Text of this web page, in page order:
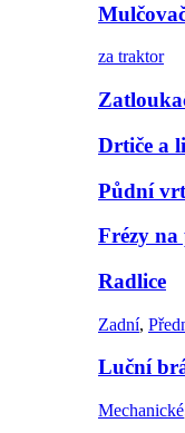
za traktor
Drtiče a
Půdní
Frézy na
Radlice
Zadní,
Luční
Mechanické